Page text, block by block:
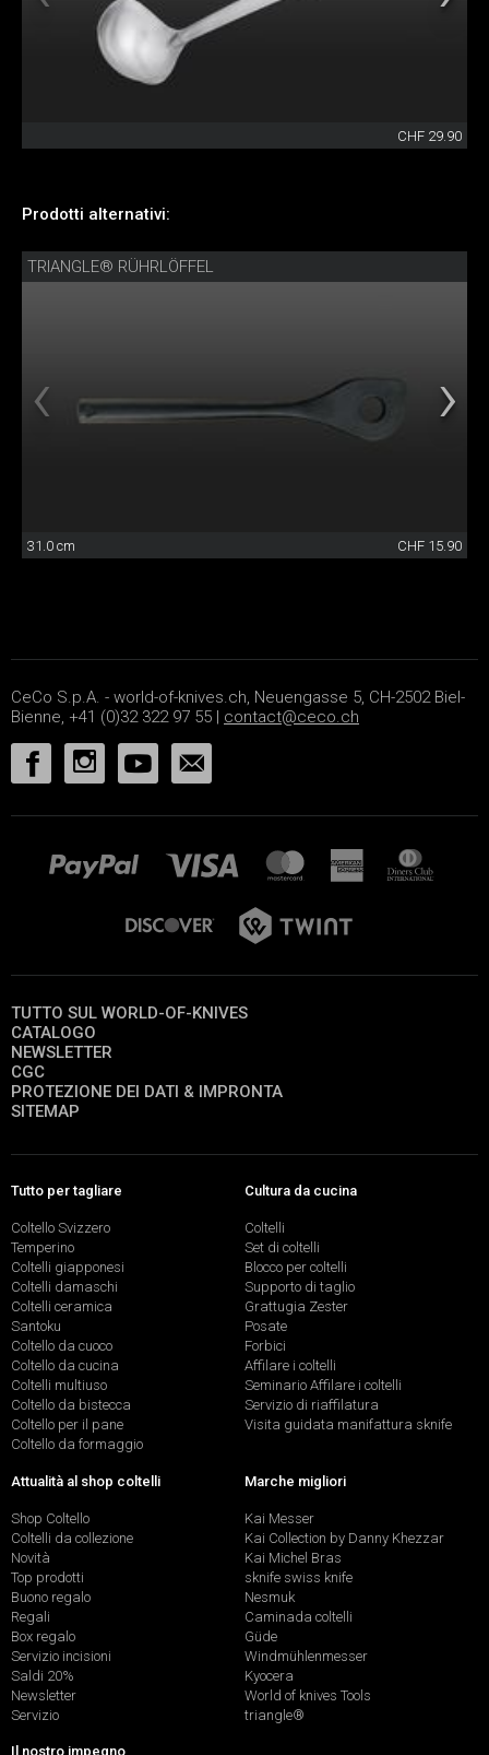
CHF 29.90
Prodotti alternativi:
TRIANGLE® RÜHRLÖFFEL
31.0 cm CHF 15.90
CeCo S.p.A. - world-of-knives.ch, Neuengasse 5, CH-2502 Biel-
Bienne, +41 (0)32 322 97 55 | contact@ceco.ch
TUTTO SUL WORLD-OF-KNIVES
CATALOGO
NEWSLETTER
CGC
PROTEZIONE DEI DATI & IMPRONTA
SITEMAP
Tutto per tagliare
Coltello Svizzero
Temperino
Coltelli giapponesi
Coltelli damaschi
Coltelli ceramica
Santoku
Coltello da cuoco
Coltello da cucina
Coltelli multiuso
Coltello da bistecca
Coltello per il pane
Coltello da formaggio
Cultura da cucina
Coltelli
Set di coltelli
Blocco per coltelli
Supporto di taglio
Grattugia Zester
Posate
Forbici
Affilare i coltelli
Seminario Affilare i coltelli
Servizio di riaffilatura
Visita guidata manifattura sknife
Attualità al shop coltelli
Shop Coltello
Coltelli da collezione
Novità
Top prodotti
Buono regalo
Regali
Box regalo
Servizio incisioni
Saldi 20%
Newsletter
Servizio
Marche migliori
Kai Messer
Kai Collection by Danny Khezzar
Kai Michel Bras
sknife swiss knife
Nesmuk
Caminada coltelli
Güde
Windmühlenmesser
Kyocera
World of knives Tools
triangle®
Il nostro impegno